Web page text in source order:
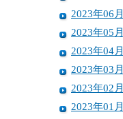
2023年06月
2023年05月
2023年04月
2023年03月
2023年02月
2023年01月